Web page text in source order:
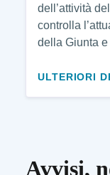
dell’attività
controlla
della Giunta
ULTERIORI
Avvisi,